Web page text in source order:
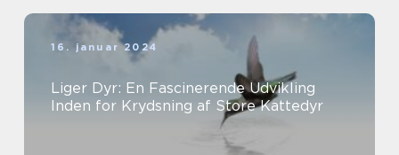
16. januar 2024
Liger Dyr: En Fascinerende Udvikling
Inden for Krydsning af Store Kattedyr